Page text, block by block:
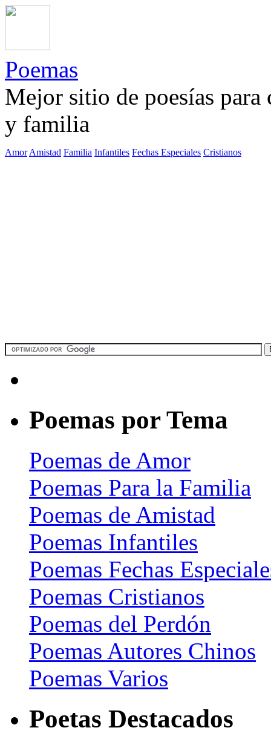
Poemas
Mejor sitio de poesías
y familia
Amor Amistad Familia Infantiles Fechas Especiales Cristianos
Poemas por Tema
Poemas de Amor
Poemas Para la Familia
Poemas de Amistad
Poemas Infantiles
Poemas Fechas
Poemas Cristianos
Poemas del Perdón
Poemas Autores Chinos
Poemas Varios
Poetas Destacados